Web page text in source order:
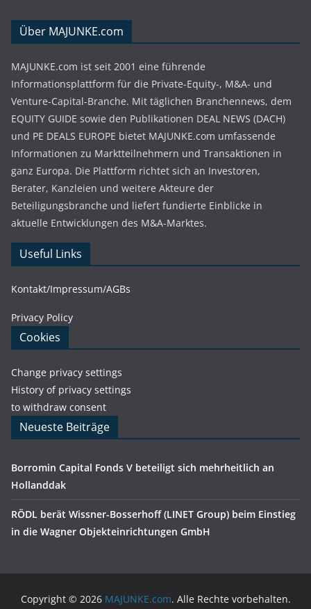
Über MAJUNKE.com
MAJUNKE.com ist seit 2001 eine führende
Informationsplattform für die Private-Equity-, M&A- und
Venture-Capital-Branche. Mit täglichen Branchennews, dem
EQUITY GUIDE sowie den Publikationen DEAL NEWS (DACH)
und PE DEALS EUROPE bietet MAJUNKE.com umfassende
Informationen zu Marktteilnehmern und Transaktionen in
ganz Europa. Die Plattform richtet sich an Investoren,
Berater, Kanzleien und weitere Akteure der
Beteiligungsbranche und liefert fundierte Einblicke in
aktuelle Entwicklungen des M&A-Marktes.
Useful Links
Kontakt/Impressum/AGBs
Privacy Policy
Cookies
Change privacy settings
History of privacy settings
to withdraw consent
Neueste Beiträge
Borromin Capital Fonds V beteiligt sich mehrheitlich an
Hollanddak
RÖDL berät Wissner-Bosserhoff (LINET Group) beim Einstieg
in die Wagner Objekteinrichtungen GmbH
Copyright © 2026 MAJUNKE.com. Alle Rechte vorbehalten.